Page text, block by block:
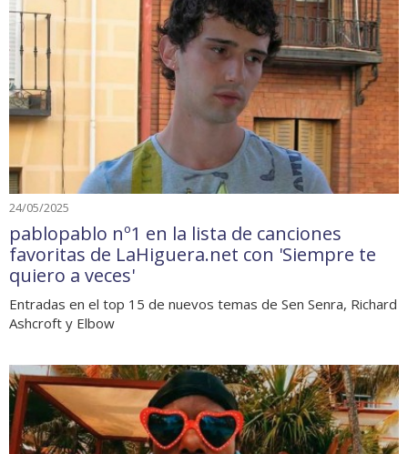
24/05/2025
pablopablo nº1 en la lista de canciones
favoritas de LaHiguera.net con 'Siempre te
quiero a veces'
Entradas en el top 15 de nuevos temas de Sen Senra, Richard
Ashcroft y Elbow